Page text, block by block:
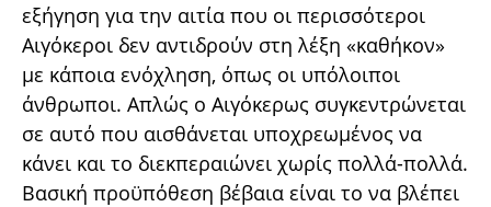
εξήγηση για την αιτία που οι περισσότεροι
Αιγόκεροι δεν αντιδρούν στη λέξη «καθήκον»
με κάποια ενόχληση, όπως οι υπόλοιποι
άνθρωποι. Απλώς ο Αιγόκερως συγκεντρώνεται
σε αυτό που αισθάνεται υποχρεωμένος να
κάνει και το διεκπεραιώνει χωρίς πολλά-πολλά.
Βασική προϋπόθεση βέβαια είναι το να βλέπει